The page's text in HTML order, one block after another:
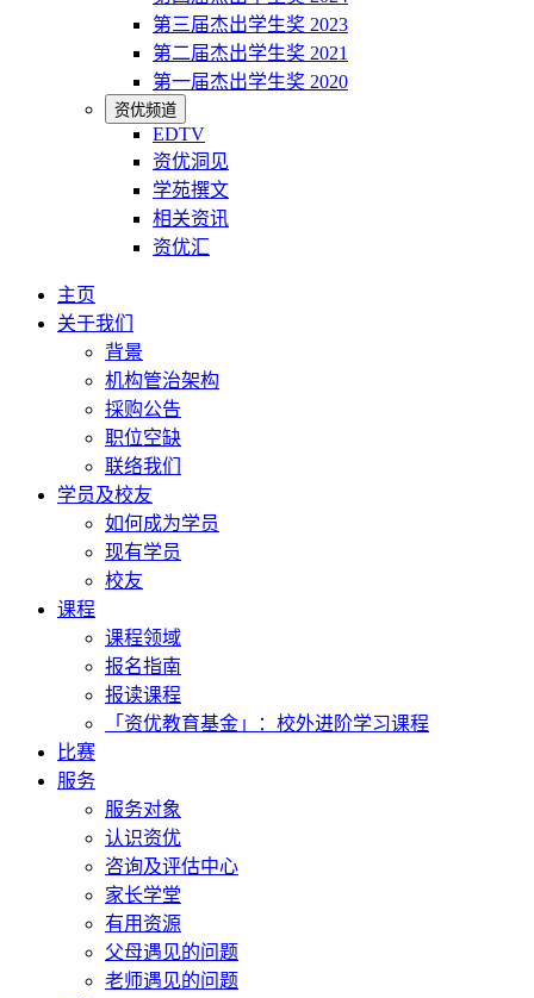
第三届杰出学生奖 2023
第二届杰出学生奖 2021
第一届杰出学生奖 2020
资优频道
EDTV
资优洞见
学苑撰文
相关资讯
资优汇
主页
关于我们
背景
机构管治架构
採购公告
职位空缺
联络我们
学员及校友
如何成为学员
现有学员
校友
课程
课程领域
报名指南
报读课程
「资优教育基金」：校外进阶学习课程
比赛
服务
服务对象
认识资优
咨询及评估中心
家长学堂
有用资源
父母遇见的问题
老师遇见的问题